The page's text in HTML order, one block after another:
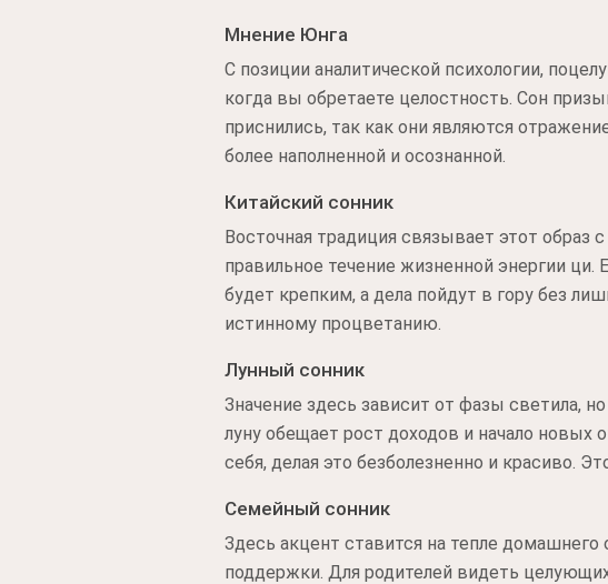
Мнение Юнга
С позиции аналитической психологии,
когда вы обретаете целостность. Сон
приснились, так как они являются
более наполненной и осознанной.
Китайский сонник
Восточная традиция связывает этот
правильное течение жизненной энергии ци.
будет крепким, а дела пойдут в гору без
истинному процветанию.
Лунный сонник
Значение здесь зависит от фазы светила,
луну обещает рост доходов и начало
себя, делая это безболезненно и красиво.
Семейный сонник
Здесь акцент ставится на тепле
поддержки. Для родителей видеть